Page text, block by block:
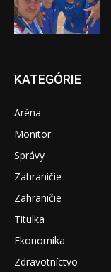
KATEGÓRIE
Aréna
Monitor
Správy
Zahraničie
Zahraničie
Titulka
Ekonomika
Zdravotníctvo